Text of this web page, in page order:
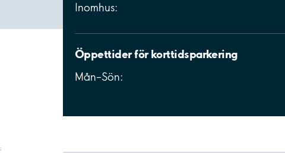
Inomhus:
Öppettider för korttidsparkering
Mån–Sön:
;